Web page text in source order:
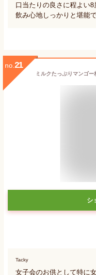
口当たりの良さに程よい
飲み心地しっかりと堪能
no. 21
シ
Tacky
女子会のお供として特に